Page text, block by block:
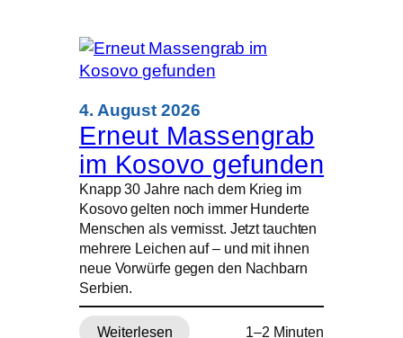
Geothermie-
Projekte
in
Indonesien
4. August 2026
Erneut Massengrab
im Kosovo gefunden
Knapp 30 Jahre nach dem Krieg im
Kosovo gelten noch immer Hunderte
Menschen als vermisst. Jetzt tauchten
mehrere Leichen auf – und mit ihnen
neue Vorwürfe gegen den Nachbarn
Serbien.
Weiterlesen 1–2 Minuten